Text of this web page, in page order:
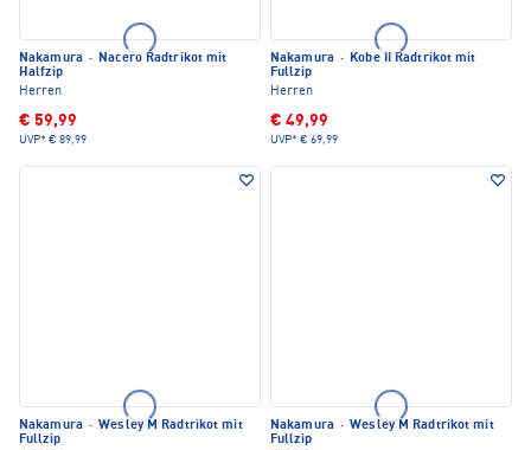
Nakamura · Nacero Radtrikot mit
Halfzip
Herren
€ 59,99
UVP* € 89,99
Nakamura · Kobe II Radtrikot mit
Fullzip
Herren
€ 49,99
UVP* € 69,99
Nakamura · Wesley M Radtrikot mit
Fullzip
Nakamura · Wesley M Radtrikot mit
Fullzip